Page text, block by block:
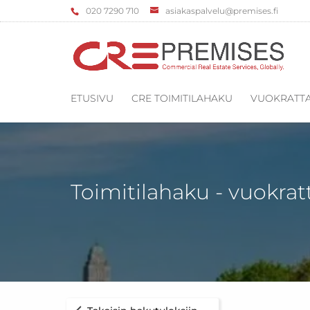
‌020 7290 710 asiakaspalvelu@premises.fi
ETUSIVU CRE TOIMITILAHAKU
Toimitilahaku -